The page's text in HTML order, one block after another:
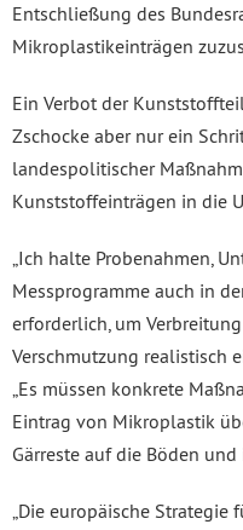
Entschließung des
Mikroplastikeinträgen
Ein Verbot der
Zschocke aber nur ein
landespolitischer
Kunststoffeinträgen in die
„Ich halte Probenahmen,
Messprogramme auch in
erforderlich, um
Verschmutzung realistisch
„Es müssen konkrete
Eintrag von Mikroplastik
Gärreste auf die Böden und
„Die europäische Strategie